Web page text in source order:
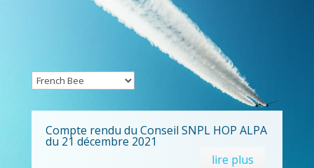
Compte rendu du Conseil SNPL HOP ALPA
du 21 décembre 2021
lire plus